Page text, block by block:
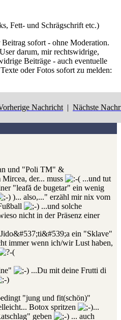
Fett- und Schrägschrift etc.)
sofort - ohne Moderation.
darum, mir rechtswidrige,
Beiträge - auch eventuelle
oder Fotos sofort zu melden:
Nachricht | Nächste
und "Poli TM" &
der... muss
...und tut
"leafă de bugetar" ein wenig
)... also,..." erzähl mir nix vom
...und solche
nicht in der Präsenz einer
ein "Sklave"
immer wenn ich/wir Lust haben,
...Du mit deine Frutti di
"jung und fit(schön)"
Botox spritzen
...
geben
... auch